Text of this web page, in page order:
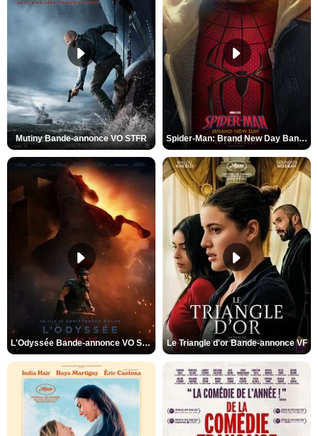
Mutiny Bande-annonce VO STFR Spider-Man: Brand New Day Bande-annonce VO STFR
L'Odyssée Bande-annonce VO STFR Le Triangle d'or Bande-annonce VF